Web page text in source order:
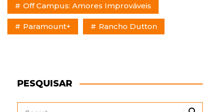
Off Campus: Amores Improváveis
Paramount+ Rancho Dutton
PESQUISAR